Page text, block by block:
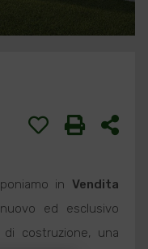
inVendita
ed esclusivo
costruzione, una